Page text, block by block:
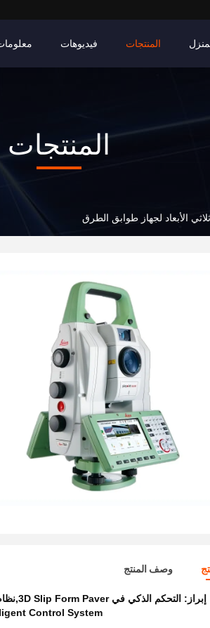
المنتجات فيديوهات
المنتجات
الأبعاد لجهاز طوابق الطرق
وصف المنتج
إبراز: التحكم الذكي في 3D Slip Form Paver,نظام التحكم الذكي ثلاثي الأبعاد لـ Slipform Paver,جهاز تحكم ذكي ثلاثي الأبعاد للطريق
Control System